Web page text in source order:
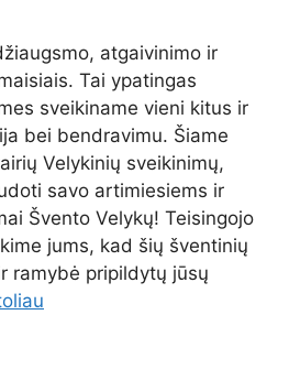
atgaivinimo ir
Tai ypatingas
sveikiname vieni kitus ir
bei bendravimu. Šiame
Velykinių sveikinimų,
savo artimiesiems ir
Švento Velykų! Teisingojo
jums, kad šių šventinių
ramybė pripildytų jūsų